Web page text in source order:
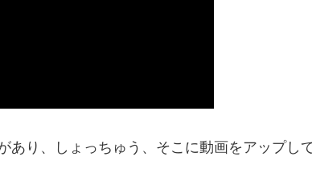
あり、しょっちゅう、そこに動画をアップし